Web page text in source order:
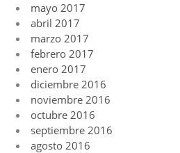
mayo 2017
abril 2017
marzo 2017
febrero 2017
enero 2017
diciembre 2016
noviembre 2016
octubre 2016
septiembre 2016
agosto 2016